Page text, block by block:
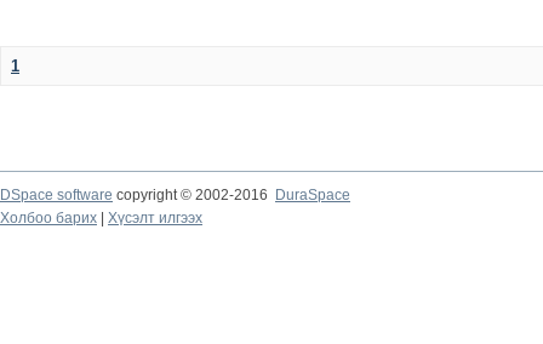
1
DSpace software copyright © 2002-2016
DuraSpace
Холбоо барих
Хүсэлт илгээх